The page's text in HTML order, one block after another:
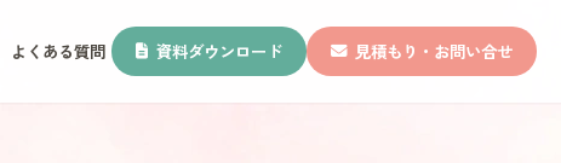
よくある質問 資料ダウンロード 見積もり・お問い合せ